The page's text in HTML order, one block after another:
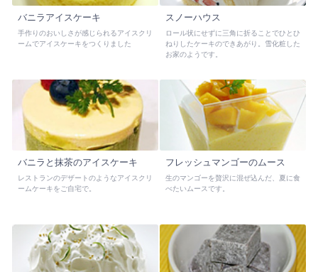
バニラアイスケーキ
手作りのおいしさが感じられるアイスクリ
ームでアイスケーキをつくりました
スノーハウス
ロール状にせずに三角に折ることでひとひ
ねりしたケーキのできあがり。雪化粧した
お家のようです。
バニラと抹茶のアイスケーキ
レストランのデザートのようなアイスクリ
ームケーキをご自宅で。
フレッシュマンゴーのムース
生のマンゴーを贅沢に混ぜ込んだ、夏に食
べたいムースです。